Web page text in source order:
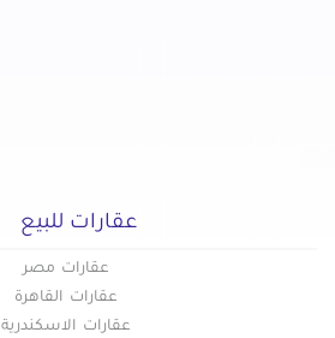
عقارات للبيع
عقارات مصر
عقارات القاهرة
عقارات الاسكندرية